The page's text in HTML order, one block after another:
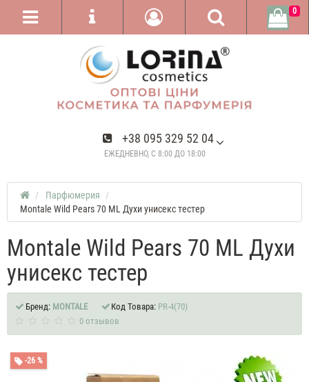
+38 095 329 52 04
ЕЖЕДНЕВНО, С 8:00 ДО 18:00
0
Парфюмерия
Montale Wild Pears 70 ML Духи унисекс тестер
Montale Wild Pears 70 ML Духи
унисекс тестер
Бренд: MONTALE Код Товара: PR-4(70)
0 отзывов
-26 %